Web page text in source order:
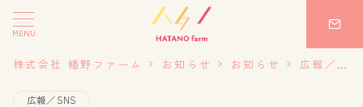
MENU
株式会社 幡野ファーム お知らせ お知らせ 広報／SNS
広報／SNS